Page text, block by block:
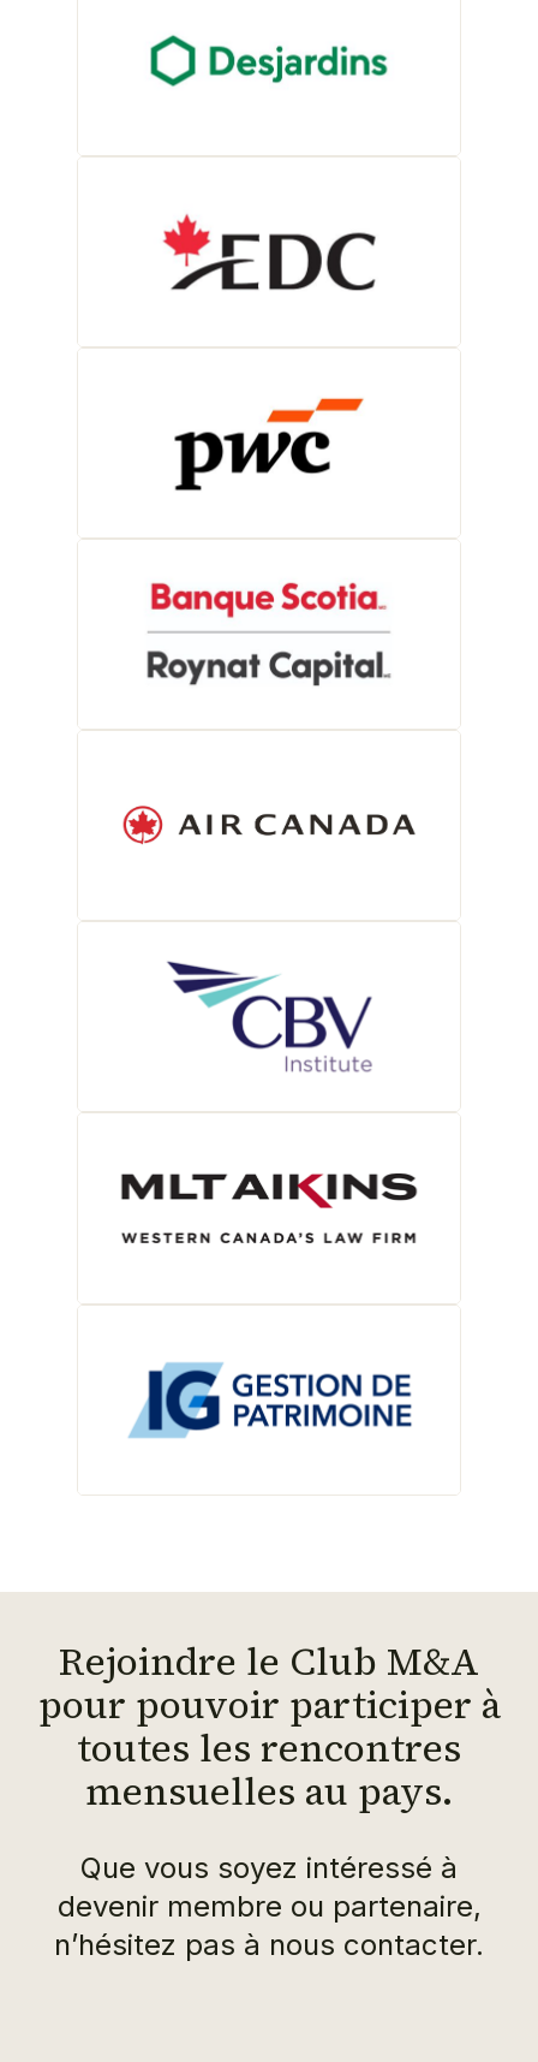
Rejoindre le Club M&A
pour pouvoir participer à
toutes les rencontres
mensuelles au pays.
Que vous soyez intéressé à
devenir membre ou partenaire,
n’hésitez pas à nous contacter.